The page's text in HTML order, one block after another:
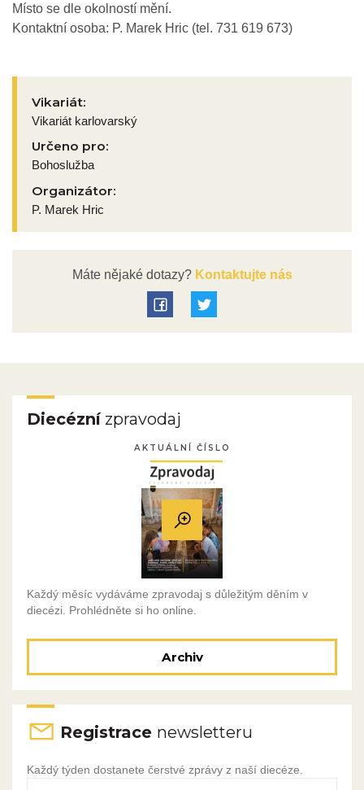
Místo se dle okolností mění.
Kontaktní osoba: P. Marek Hric (tel. 731 619 673)
Vikariát:
Vikariát karlovarský
Určeno pro:
Bohoslužba
Organizátor:
P. Marek Hric
Máte nějaké dotazy?Kontaktujte nás
Diecéznízpravodaj
AKTUÁLNÍ ČÍSLO
Každý měsíc vydáváme zpravodaj s důležitým děním v
diecézi. Prohlédněte si ho online.
Archiv
Registrace newsletteru
Každý týden dostanete čerstvé zprávy z naší diecéze.